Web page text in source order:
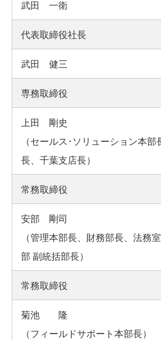
武田 一衛
代表取締役社長
武田 健三
専務取締役
上田 剛史
（セールス･ソリューション本
長、千葉支店長）
常務取締役
安部 剛司
（管理本部長、財務部長、法務
部 副統括部長）
常務取締役
菊池 隆
（フィールドサポート本部長）